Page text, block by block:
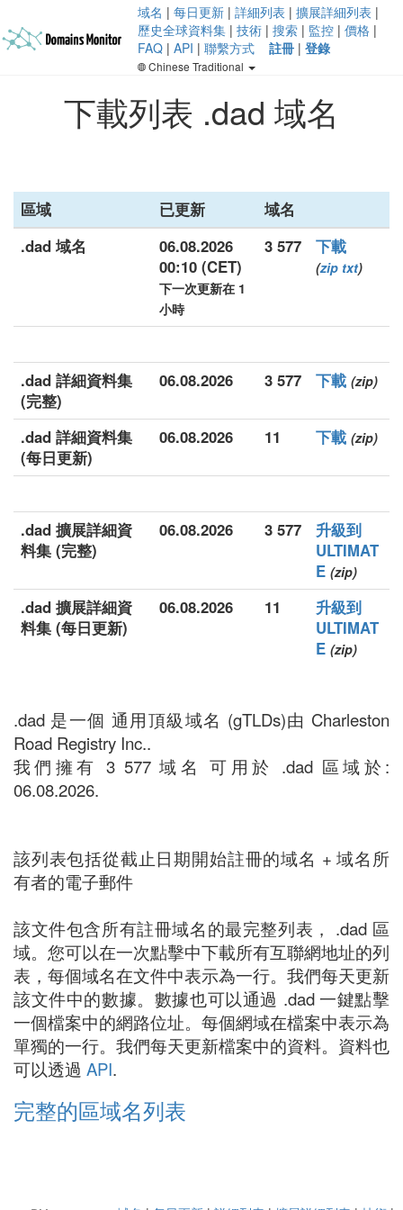
域名 | 每日更新 | 詳細列表 | 擴展詳細列表 |
歷史全球資料集 | 技術 | 搜索 | 監控 | 價格 |
FAQ | API | 聯繫方式 註冊 | 登錄
Chinese Traditional
下載列表 .dad 域名
區域 已更新
域名
.dad 域名
06.08.2026
00:10 (CET)
下一次更新在 1
小時
3 577 下載
(zip txt)
.dad 詳細資料集
(完整)
06.08.2026 3 577 下載 (zip)
.dad 詳細資料集
(每日更新)
06.08.2026 11 下載 (zip)
.dad 擴展詳細資
料集 (完整)
06.08.2026 3 577
升級到
ULTIMAT
E (zip)
.dad 擴展詳細資
料集 (每日更新)
06.08.2026 11
升級到
ULTIMAT
E (zip)
.dad 是一個 通用頂級域名 (gTLDs)由 Charleston
Road Registry Inc..
我們擁有 3 577 域名 可用於 .dad 區域於:
06.08.2026.
該列表包括從截止日期開始註冊的域名 + 域名所
有者的電子郵件
該文件包含所有註冊域名的最完整列表， .dad 區
域。您可以在一次點擊中下載所有互聯網地址的列
表，每個域名在文件中表示為一行。我們每天更新
該文件中的數據。數據也可以通過 .dad 一鍵點擊
一個檔案中的網路位址。每個網域在檔案中表示為
單獨的一行。我們每天更新檔案中的資料。資料也
可以透過 API.
完整的區域名列表